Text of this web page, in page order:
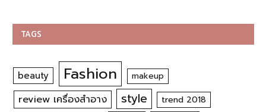
TAGS
beauty Fashion makeup
review เครื่องสำอาง style trend 2018